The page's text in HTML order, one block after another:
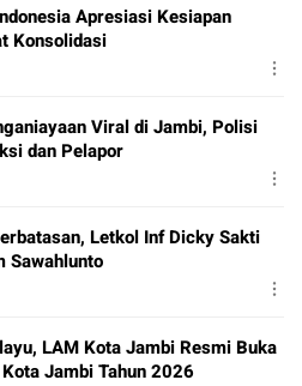
Apresiasi Kesiapan
Konsolidasi
Viral di Jambi, Polisi
dan Pelapor
Letkol Inf Dicky Sakti
Sawahlunto
LAM Kota Jambi Resmi Buka
Jambi Tahun 2026